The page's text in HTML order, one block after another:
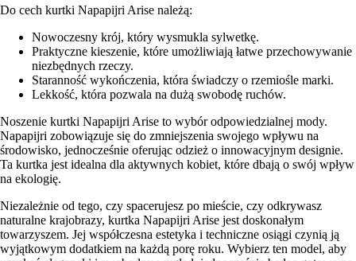
Do cech kurtki Napapijri Arise należą:
Nowoczesny krój, który wysmukla sylwetkę.
Praktyczne kieszenie, które umożliwiają łatwe przechowywanie
niezbędnych rzeczy.
Staranność wykończenia, która świadczy o rzemiośle marki.
Lekkość, która pozwala na dużą swobodę ruchów.
Noszenie kurtki Napapijri Arise to wybór odpowiedzialnej mody.
Napapijri zobowiązuje się do zmniejszenia swojego wpływu na
środowisko, jednocześnie oferując odzież o innowacyjnym designie.
Ta kurtka jest idealna dla aktywnych kobiet, które dbają o swój wpływ
na ekologię.
Niezależnie od tego, czy spacerujesz po mieście, czy odkrywasz
naturalne krajobrazy, kurtka Napapijri Arise jest doskonałym
towarzyszem. Jej współczesna estetyka i techniczne osiągi czynią ją
wyjątkowym dodatkiem na każdą porę roku. Wybierz ten model, aby